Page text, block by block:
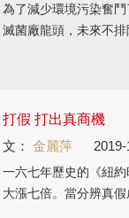
為了減少環境污染奮
滅菌廠龍頭，未來不排
打假 打出真商機
文： 金麗萍
一六七年歷史的《紐
大漲七倍。當分辨真